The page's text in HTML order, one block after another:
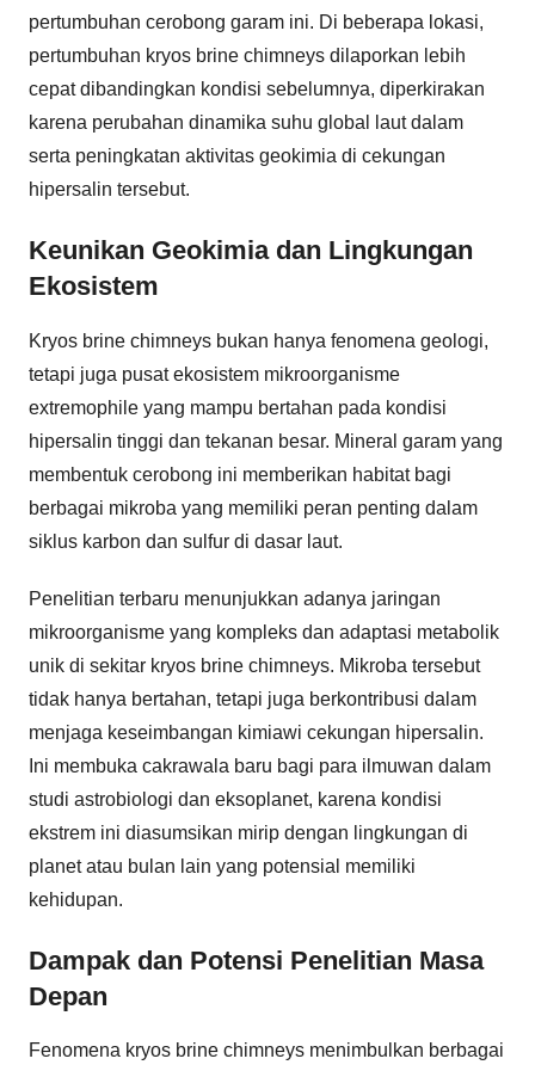
pertumbuhan cerobong garam ini. Di beberapa lokasi,
pertumbuhan kryos brine chimneys dilaporkan lebih
cepat dibandingkan kondisi sebelumnya, diperkirakan
karena perubahan dinamika suhu global laut dalam
serta peningkatan aktivitas geokimia di cekungan
hipersalin tersebut.
Keunikan Geokimia dan Lingkungan
Ekosistem
Kryos brine chimneys bukan hanya fenomena geologi,
tetapi juga pusat ekosistem mikroorganisme
extremophile yang mampu bertahan pada kondisi
hipersalin tinggi dan tekanan besar. Mineral garam yang
membentuk cerobong ini memberikan habitat bagi
berbagai mikroba yang memiliki peran penting dalam
siklus karbon dan sulfur di dasar laut.
Penelitian terbaru menunjukkan adanya jaringan
mikroorganisme yang kompleks dan adaptasi metabolik
unik di sekitar kryos brine chimneys. Mikroba tersebut
tidak hanya bertahan, tetapi juga berkontribusi dalam
menjaga keseimbangan kimiawi cekungan hipersalin.
Ini membuka cakrawala baru bagi para ilmuwan dalam
studi astrobiologi dan eksoplanet, karena kondisi
ekstrem ini diasumsikan mirip dengan lingkungan di
planet atau bulan lain yang potensial memiliki
kehidupan.
Dampak dan Potensi Penelitian Masa
Depan
Fenomena kryos brine chimneys menimbulkan berbagai